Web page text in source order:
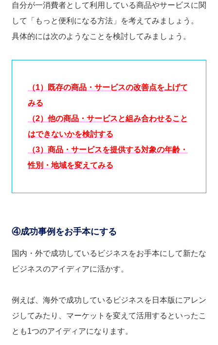
自分が一消費者として利用している商品やサービスに関
して「もっと便利になる方法」を考えてみましょう。
具体的には次のようなことを検討してみましょう。
（1）既存の商品・サービスの改善点を上げて
みる
（2）他の商品・サービスと組み合わせること
はできないかを検討する
（3）商品・サービスを提供する対象の年齢・
性別・地域を変えてみる
④成功事例をお手本にする
国内・外で成功しているビジネスをお手本にして新たな
ビジネスのアイディアに活かす。
例えば、海外で成功しているビジネスを日本版にアレン
ジしてみたり、マーケットを変えて活用するといったこ
とも1つのアイディアになります。